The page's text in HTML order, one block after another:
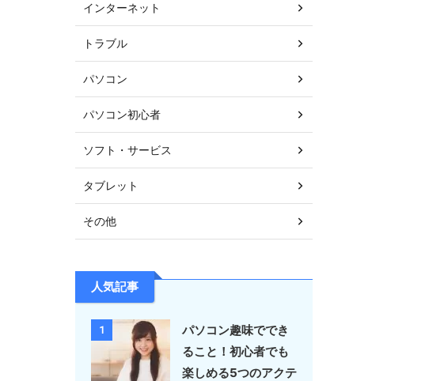
インターネット
トラブル
パソコン
パソコン初心者
ソフト・サービス
タブレット
その他
人気記事
1
パソコン趣味ででき
ること！初心者でも
楽しめる5つのアクテ